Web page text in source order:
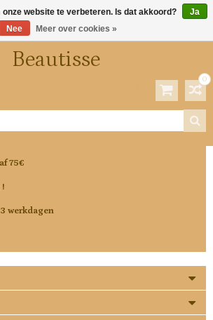
Beautisse
0
75€
!
werkdagen
website te verbeteren. Is dat akkoord?
Ja
Nee
Meer over cookies »